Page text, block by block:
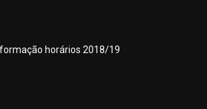
horários 2018/19